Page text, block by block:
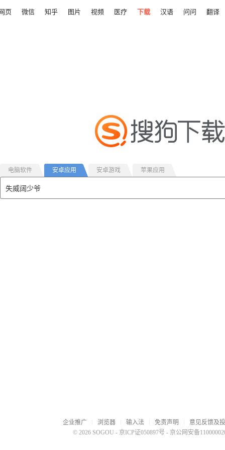
页 微信 知乎 图片 视频 医疗 下载 汉语 问问 翻译
电脑软件 安卓应用 安卓游戏 苹果应用
企业推广 浏览器 输入法 免责声明
意见反馈及
© 2026 SOGOU - 京ICP证050897号 - 京公网安备